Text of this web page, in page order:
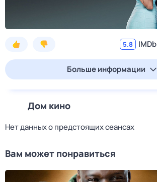
5.8 IMDb
Больше информации
Дом кино
Нет данных о предстоящих сеансах
Вам может понравиться